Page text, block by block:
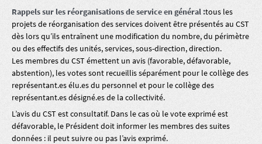
Rappels sur les réorganisations de service en général :tous les
projets de réorganisation des services doivent être présentés au CST
dès lors qu’ils entraînent une modification du nombre, du périmètre
ou des effectifs des unités, services, sous-direction, direction.
Les membres du CST émettent un avis (favorable, défavorable,
abstention), les votes sont recueillis séparément pour le collège des
représentant.es élu.es du personnel et pour le collège des
représentant.es désigné.es de la collectivité.
L’avis du CST est consultatif. Dans le cas où le vote exprimé est
défavorable, le Président doit informer les membres des suites
données : il peut suivre ou pas l’avis exprimé.